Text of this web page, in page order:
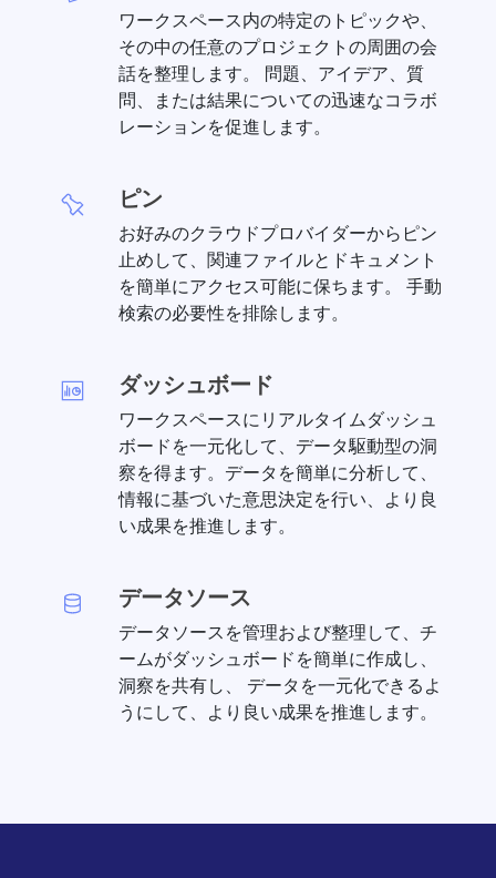
ワークスペース内の特定のトピックや、
その中の任意のプロジェクトの周囲の会
話を整理します。 問題、アイデア、質
問、または結果についての迅速なコラボ
レーションを促進します。
ピン
お好みのクラウドプロバイダーからピン
止めして、関連ファイルとドキュメント
を簡単にアクセス可能に保ちます。 手動
検索の必要性を排除します。
ダッシュボード
ワークスペースにリアルタイムダッシュ
ボードを一元化して、データ駆動型の洞
察を得ます。データを簡単に分析して、
情報に基づいた意思決定を行い、より良
い成果を推進します。
データソース
データソースを管理および整理して、チ
ームがダッシュボードを簡単に作成し、
洞察を共有し、 データを一元化できるよ
うにして、より良い成果を推進します。